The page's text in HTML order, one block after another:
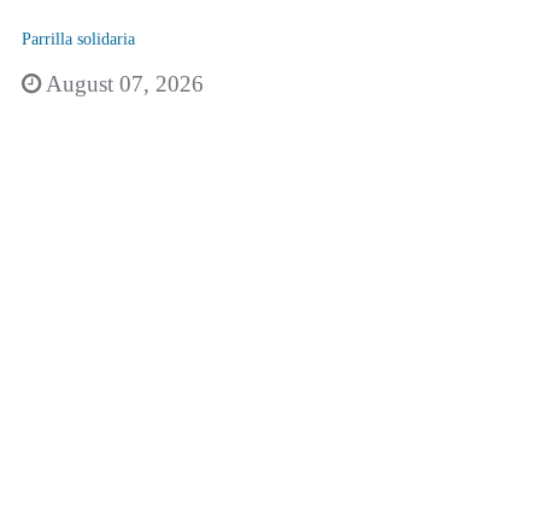
Parrilla solidaria
August 07, 2026